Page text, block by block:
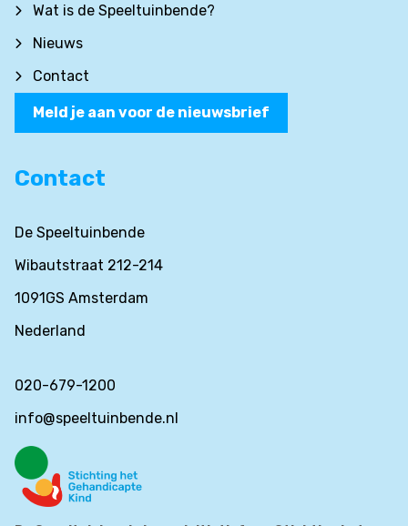
Wat is de Speeltuinbende?
Nieuws
Contact
Meld je aan voor de nieuwsbrief
Contact
De Speeltuinbende
Wibautstraat 212-214
1091GS Amsterdam
Nederland
020-679-1200
info@speeltuinbende.nl